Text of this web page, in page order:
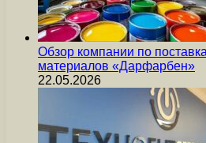
Обзор компании по
материалов «Дарфарбен»
22.05.2026